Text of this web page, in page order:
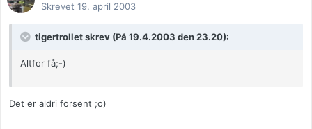
Skrevet 19. april 2003
tigertrollet skrev (På 19.4.2003 den 23.20):
Altfor få;-)
Det er aldri forsent ;o)